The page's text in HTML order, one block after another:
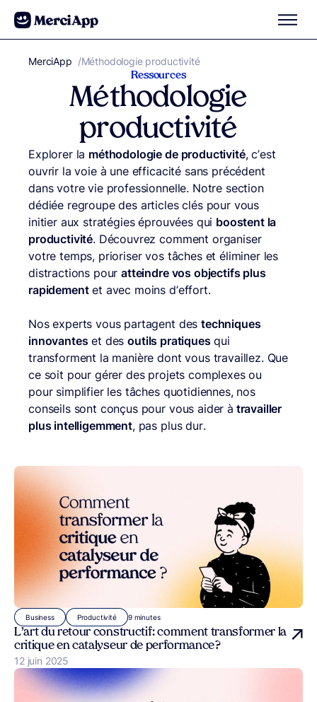
Aller au contenu
MerciApp correcteur orthographe
/Méthodologie productivité
Ressources
Méthodologie
productivité
Explorer la méthodologie de productivité, c’est
ouvrir la voie à une efficacité sans précédent
dans votre vie professionnelle. Notre section
dédiée regroupe des articles clés pour vous
initier aux stratégies éprouvées qui boostent la
productivité. Découvrez comment organiser
votre temps, prioriser vos tâches et éliminer les
distractions pouratteindre vos objectifs plus
rapidementet avec moins d’effort.
Nos experts vous partagent destechniques
innovanteset desoutils pratiquesqui
transforment la manière dont vous travaillez. Que
ce soit pour gérer des projets complexes ou
pour simplifier les tâches quotidiennes, nos
conseils sont conçus pour vous aider à travailler
plus intelligemment, pas plus dur.
Business Productivité 9 minutes
L’art du retour constructif : comment transformer la
critique en catalyseur de performance ?
Publié le
12 juin 2025